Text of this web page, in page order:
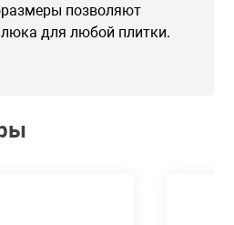
позволяют
для любой плитки.